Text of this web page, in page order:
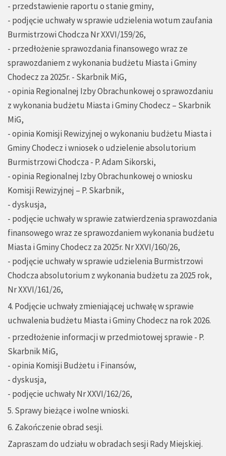
- przedstawienie raportu o stanie gminy,
- podjęcie uchwały w sprawie udzielenia wotum zaufania
Burmistrzowi Chodcza Nr XXVI/159/26,
- przedłożenie sprawozdania finansowego wraz ze
sprawozdaniem z wykonania budżetu Miasta i Gminy
Chodecz za 2025r. - Skarbnik MiG,
- opinia Regionalnej Izby Obrachunkowej o sprawozdaniu
z wykonania budżetu Miasta i Gminy Chodecz – Skarbnik
MiG,
- opinia Komisji Rewizyjnej o wykonaniu budżetu Miasta i
Gminy Chodecz i wniosek o udzielenie absolutorium
Burmistrzowi Chodcza - P. Adam Sikorski,
- opinia Regionalnej Izby Obrachunkowej o wniosku
Komisji Rewizyjnej – P. Skarbnik,
- dyskusja,
- podjęcie uchwały w sprawie zatwierdzenia sprawozdania
finansowego wraz ze sprawozdaniem wykonania budżetu
Miasta i Gminy Chodecz za 2025r. Nr XXVI/160/26,
- podjęcie uchwały w sprawie udzielenia Burmistrzowi
Chodcza absolutorium z wykonania budżetu za 2025 rok,
Nr XXVI/161/26,
4. Podjęcie uchwały zmieniającej uchwałę w sprawie
uchwalenia budżetu Miasta i Gminy Chodecz na rok 2026.
- przedłożenie informacji w przedmiotowej sprawie - P.
Skarbnik MiG,
- opinia Komisji Budżetu i Finansów,
- dyskusja,
- podjęcie uchwały Nr XXVI/162/26,
5. Sprawy bieżące i wolne wnioski.
6. Zakończenie obrad sesji.
Zapraszam do udziału w obradach sesji Rady Miejskiej.